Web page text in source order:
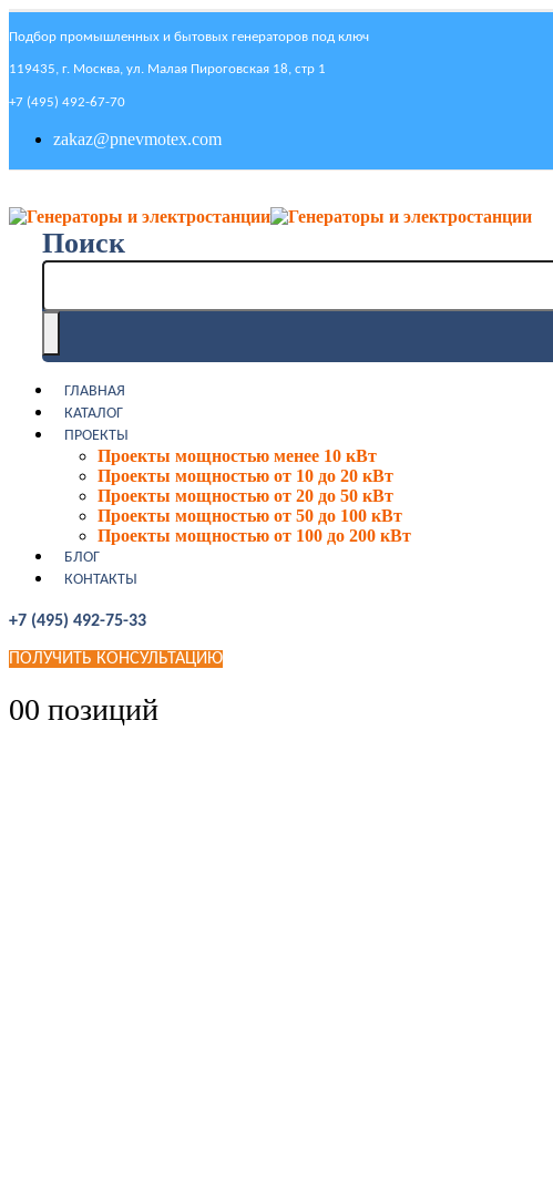
Подбор промышленных и бытовых генераторов под ключ
119435, г. Москва, ул. Малая Пироговская 18, стр 1
+7 (495) 492-67-70
zakaz@pnevmotex.com
Поиск
ГЛАВНАЯ
КАТАЛОГ
ПРОЕКТЫ
Проекты мощностью менее 10 кВт
Проекты мощностью от 10 до 20 кВт
Проекты мощностью от 20 до 50 кВт
Проекты мощностью от 50 до 100 кВт
Проекты мощностью от 100 до 200 кВт
БЛОГ
КОНТАКТЫ
+7 (495) 492-75-33
ПОЛУЧИТЬ КОНСУЛЬТАЦИЮ
00 позиций